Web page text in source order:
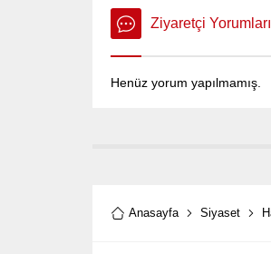
Ziyaretçi
Henüz yorum yapılmamış.
Anasayfa Siyaset